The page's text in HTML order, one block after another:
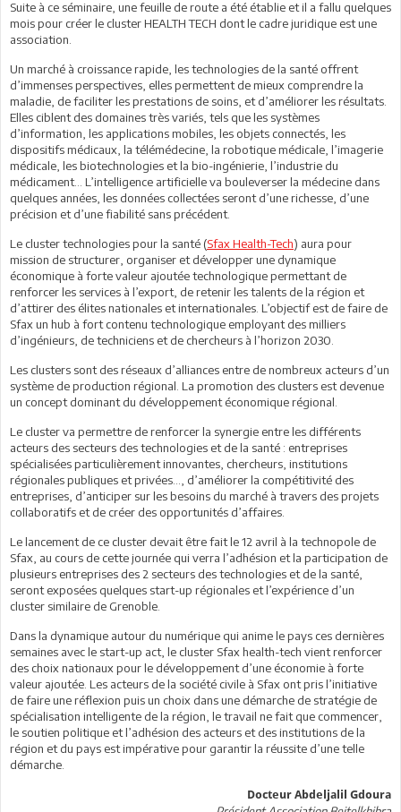
Suite à ce séminaire, une feuille de route a été établie et il a fallu quelques
mois pour créer le cluster HEALTH TECH dont le cadre juridique est une
association.
Un marché à croissance rapide, les technologies de la santé offrent
d’immenses perspectives, elles permettent de mieux comprendre la
maladie, de faciliter les prestations de soins, et d’améliorer les résultats.
Elles ciblent des domaines très variés, tels que les systèmes
d’information, les applications mobiles, les objets connectés, les
dispositifs médicaux, la télémédecine, la robotique médicale, l’imagerie
médicale, les biotechnologies et la bio-ingénierie, l’industrie du
médicament… L’intelligence artificielle va bouleverser la médecine dans
quelques années, les données collectées seront d’une richesse, d’une
précision et d’une fiabilité sans précédent.
Le cluster technologies pour la santé (Sfax Health-Tech) aura pour
mission de structurer, organiser et développer une dynamique
économique à forte valeur ajoutée technologique permettant de
renforcer les services à l’export, de retenir les talents de la région et
d’attirer des élites nationales et internationales. L’objectif est de faire de
Sfax un hub à fort contenu technologique employant des milliers
d’ingénieurs, de techniciens et de chercheurs à l’horizon 2030.
Les clusters sont des réseaux d’alliances entre de nombreux acteurs d’un
système de production régional. La promotion des clusters est devenue
un concept dominant du développement économique régional.
Le cluster va permettre de renforcer la synergie entre les différents
acteurs des secteurs des technologies et de la santé : entreprises
spécialisées particulièrement innovantes, chercheurs, institutions
régionales publiques et privées…, d’améliorer la compétitivité des
entreprises, d’anticiper sur les besoins du marché à travers des projets
collaboratifs et de créer des opportunités d’affaires.
Le lancement de ce cluster devait être fait le 12 avril à la technopole de
Sfax, au cours de cette journée qui verra l’adhésion et la participation de
plusieurs entreprises des 2 secteurs des technologies et de la santé,
seront exposées quelques start-up régionales et l’expérience d’un
cluster similaire de Grenoble.
Dans la dynamique autour du numérique qui anime le pays ces dernières
semaines avec le start-up act, le cluster Sfax health-tech vient renforcer
des choix nationaux pour le développement d’une économie à forte
valeur ajoutée. Les acteurs de la société civile à Sfax ont pris l’initiative
de faire une réflexion puis un choix dans une démarche de stratégie de
spécialisation intelligente de la région, le travail ne fait que commencer,
le soutien politique et l’adhésion des acteurs et des institutions de la
région et du pays est impérative pour garantir la réussite d’une telle
démarche.
Docteur Abdeljalil Gdoura